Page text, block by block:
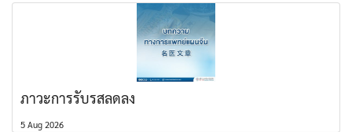
ภาวะการรับรสลดลง
5 Aug 2026